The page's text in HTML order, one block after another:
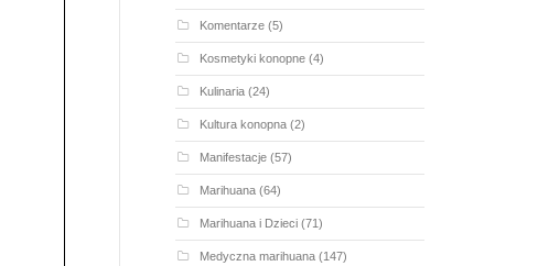
Komentarze(5)
Kosmetyki konopne(4)
Kulinaria(24)
Kultura konopna(2)
Manifestacje(57)
Marihuana(64)
Marihuana i Dzieci(71)
Medyczna marihuana(147)